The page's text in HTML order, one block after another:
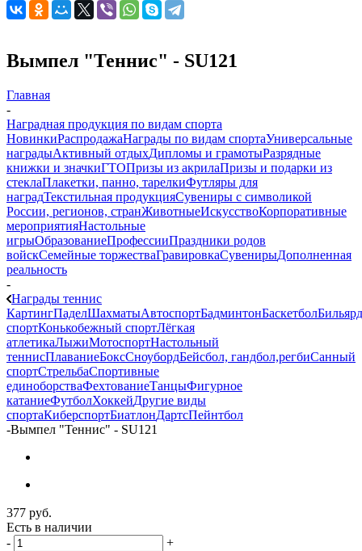
Вымпел "Теннис" - SU121
Главная
-
Наградная продукция по видам спорта
НовинкиРаспродажаНаграды по видам спортаУниверсальные
наградыАктивный отдыхДипломы и грамотыРазрядные
книжки и значкиГТОПризы из акрилаПризы и подарки из
стеклаПлакетки, панно, тарелкиФутляры для
наградТекстильная продукцияСувениры с символикой
России, регионов, странЖивотныеИскусствоКорпоративные
мероприятияНастольные
игрыОбразованиеПрофессииПраздники родов
войскСемейные торжестваГравировкаСувенирыДополненная
реальность
-
Награды теннис
КартингПаделШахматыАвтоспортБадминтонБаскетболБильярд
спортКонькобежный спортЛёгкая
атлетикаЛыжиМотоспортНастольный
теннисПлаваниеБоксСноубордБейсбол, гандбол,регбиСанный
спортСтрельбаСпортивные
единоборстваФехтованиеТанцыФигурное
катаниеФутболХоккейДругие виды
спортаКиберспортБиатлонДартсПейнтбол
-Вымпел "Теннис" - SU121
377 руб.
Есть в наличии
-
+